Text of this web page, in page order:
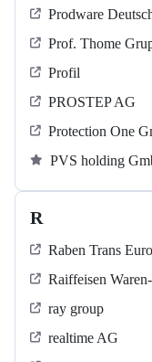
Prodware
Prof. Thome
Profil
PROSTEP AG
Protection One
PVS holding
R
Raben Trans
Raiffeisen
ray group
realtime AG